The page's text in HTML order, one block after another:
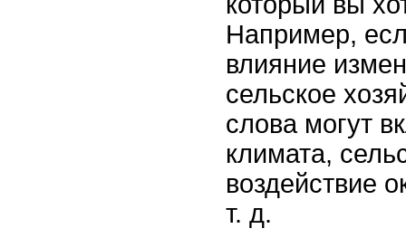
Например,
влияние
сельское
слова могут
климата,
воздействие
т. д.